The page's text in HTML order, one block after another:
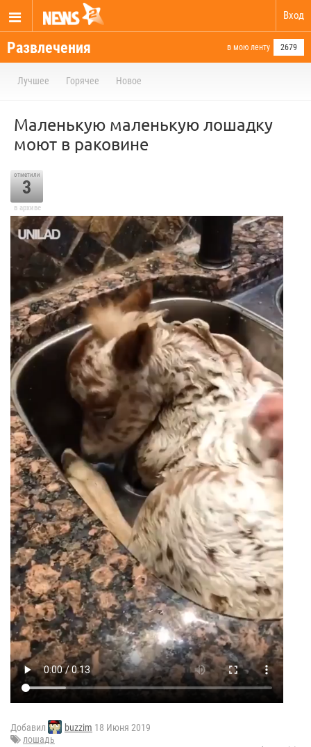
Вход
Развлечения в мою ленту 2679
Лучшее Горячее Новое
Маленькую маленькую лошадку
моют в раковине
отметили
3
в архиве
Добавил buzzim 18 Июня 2019
лошадь